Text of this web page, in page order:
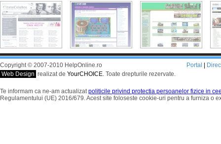
Copyright © 2007-2010 HelpOnline.ro
Web Design realizat de YourCHOICE. Toate drepturile rezervate.
Portal
Te informam ca ne-am actualizatpoliticile privind protectia persoanelor fizice in
Regulamentului (UE) 2016/679. Acest site foloseste cookie-uri pentru a furniza o